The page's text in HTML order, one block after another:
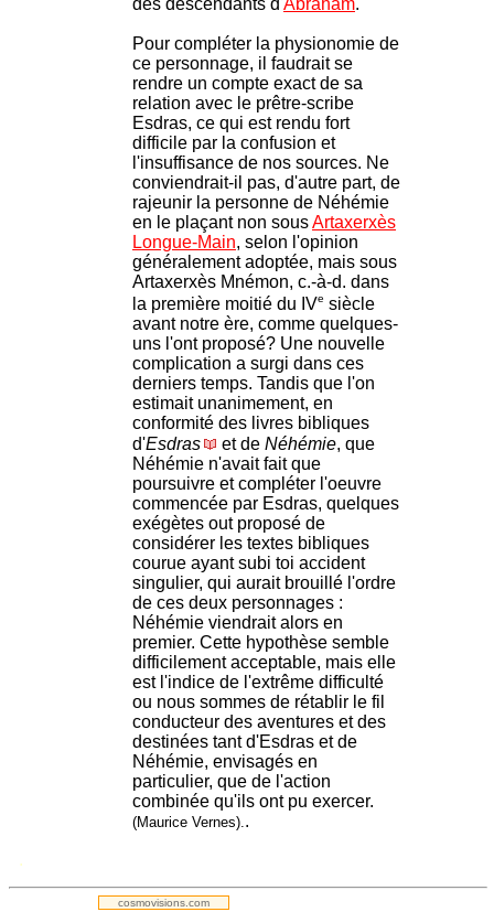
des descendants d'Abraham.
Pour compléter la physionomie de
ce personnage, il faudrait se
rendre un compte exact de sa
relation avec le prêtre-scribe
Esdras, ce qui est rendu fort
difficile par la confusion et
l'insuffisance de nos sources. Ne
conviendrait-il pas, d'autre part, de
rajeunir la personne de Néhémie
en le plaçant non sousArtaxerxès
Longue-Main, selon l'opinion
généralement adoptée, mais sous
Artaxerxès Mnémon, c.-à-d. dans
la première moitié du IVe siècle
avant notre ère, comme quelques-
uns l'ont proposé? Une nouvelle
complication a surgi dans ces
derniers temps. Tandis que l'on
estimait unanimement, en
conformité des livres bibliques
d'Esdras et de Néhémie, que
Néhémie n'avait fait que
poursuivre et compléter l'oeuvre
commencée par Esdras, quelques
exégètes out proposé de
considérer les textes bibliques
courue ayant subi toi accident
singulier, qui aurait brouillé l'ordre
de ces deux personnages :
Néhémie viendrait alors en
premier. Cette hypothèse semble
difficilement acceptable, mais elle
est l'indice de l'extrême difficulté
ou nous sommes de rétablir le fil
conducteur des aventures et des
destinées tant d'Esdras et de
Néhémie, envisagés en
particulier, que de l'action
combinée qu'ils ont pu exercer.
(Maurice Vernes). .
.
cosmovisions.com